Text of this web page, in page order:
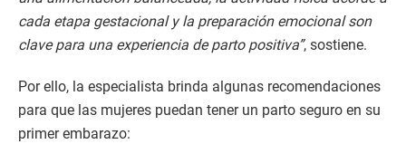
cada etapa gestacional y la preparación emocional son
clave para una experiencia de parto positiva”, sostiene.
Por ello, la especialista brinda algunas recomendaciones
para que las mujeres puedan tener un parto seguro en su
primer embarazo: